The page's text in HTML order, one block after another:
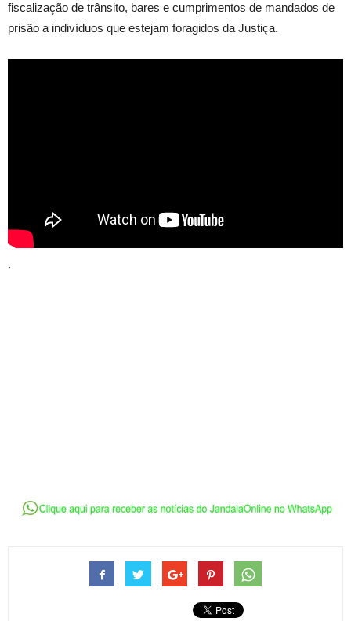
fiscalização de trânsito, bares e cumprimentos de mandados de
prisão a indivíduos que estejam foragidos da Justiça.
.